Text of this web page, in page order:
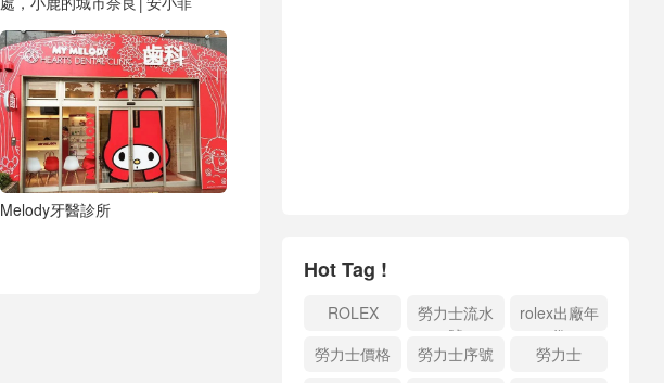
Melody牙醫診所
Hot Tag !
ROLEX
勞力士流水
號
rolex出廠年
份
勞力士價格
勞力士序號
勞力士